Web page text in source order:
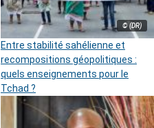
© (DR)
Entre stabilité sahélienne et
recompositions géopolitiques :
quels enseignements pour le
Tchad ?